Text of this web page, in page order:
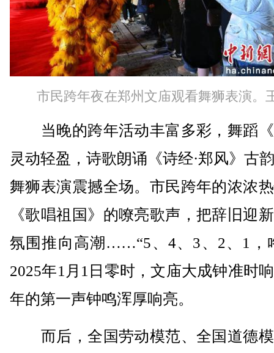
市民跨年夜在郑州文庙观看舞狮表演。
当晚的跨年活动丰富多彩，舞蹈
灵动轻盈，诗歌朗诵《诗经·郑风》古
舞狮表演震撼全场。市民跨年的浓浓
《歌唱祖国》的嘹亮歌声，把辞旧迎
氛围推向高潮……“5、4、3、2、1
2025年1月1日零时，文庙大成钟准时
年的第一声钟鸣浑厚响亮。
而后，全国劳动模范、全国道德